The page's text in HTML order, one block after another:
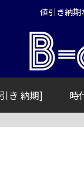
値引き納期
き 納期] 時